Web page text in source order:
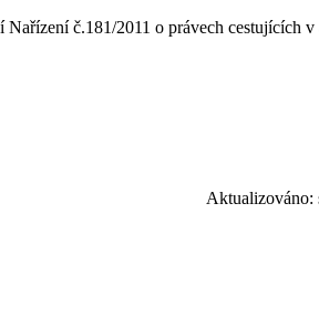
č.181/2011 o právech cestujících v
Aktualizováno: